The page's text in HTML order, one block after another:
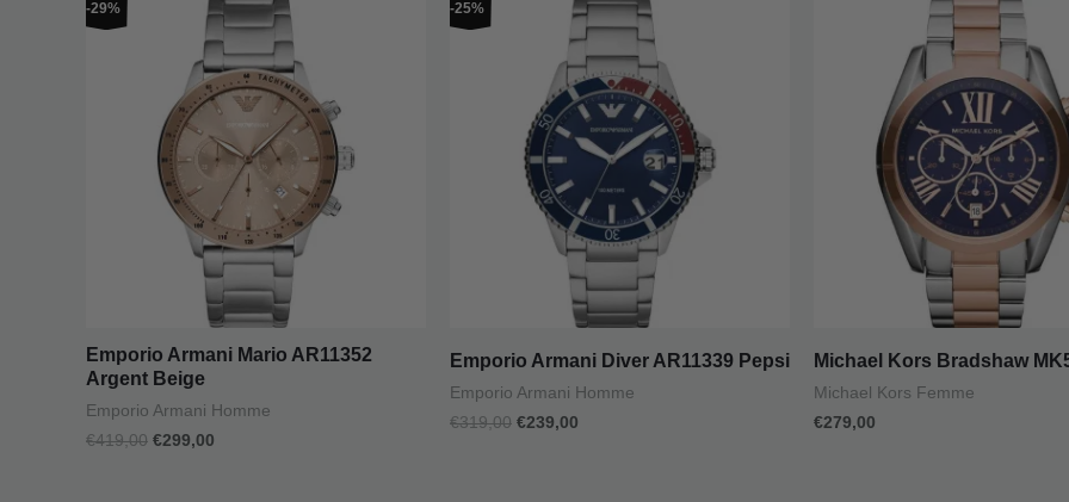
-29%
Emporio Armani Mario AR11352
Argent Beige
Emporio Armani Homme
€419,00
était :
€419,00.
€299,00
prix
actuel
est :
€299,00.
-25%
Emporio Armani Diver AR11339 Pepsi
Emporio Armani Homme
€319,00
était :
€319,00.
€239,00
prix
actuel
est :
€239,00.
Michael Kors Bradshaw
Michael Kors Femme
€279,00